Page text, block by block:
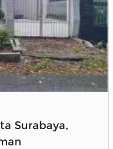
Surabaya,